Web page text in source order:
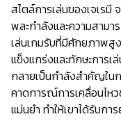
สไตล์การเล่นของเจเรมี
พละกำลังและความสามา
เล่นเกมรับที่มีศักยภาพสู
แข็งแกร่งและทักษะการเ
กลายเป็นกำลังสำคัญใน
คาดการณ์การเคลื่อนไห
แม่นยำ ทำให้เขาได้รับก